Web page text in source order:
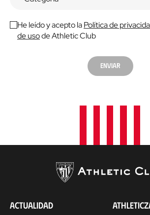
He leído y acepto laPolítica de
de usode Athletic Club
Enviar
ACTUALIDAD